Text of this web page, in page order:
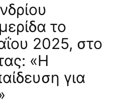
το
2025, στο
«Η
για